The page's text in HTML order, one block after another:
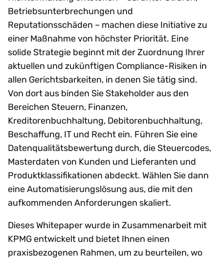
Betriebsunterbrechungen und
Reputationsschäden – machen diese Initiative zu
einer Maßnahme von höchster Priorität. Eine
solide Strategie beginnt mit der Zuordnung Ihrer
aktuellen und zukünftigen Compliance-Risiken in
allen Gerichtsbarkeiten, in denen Sie tätig sind.
Von dort aus binden Sie Stakeholder aus den
Bereichen Steuern, Finanzen,
Kreditorenbuchhaltung, Debitorenbuchhaltung,
Beschaffung, IT und Recht ein. Führen Sie eine
Datenqualitätsbewertung durch, die Steuercodes,
Masterdaten von Kunden und Lieferanten und
Produktklassifikationen abdeckt. Wählen Sie dann
eine Automatisierungslösung aus, die mit den
aufkommenden Anforderungen skaliert.
Dieses Whitepaper wurde in Zusammenarbeit mit
KPMG entwickelt und bietet Ihnen einen
praxisbezogenen Rahmen, um zu beurteilen, wo